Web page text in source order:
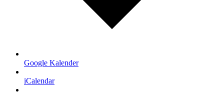
Google Kalender
iCalendar